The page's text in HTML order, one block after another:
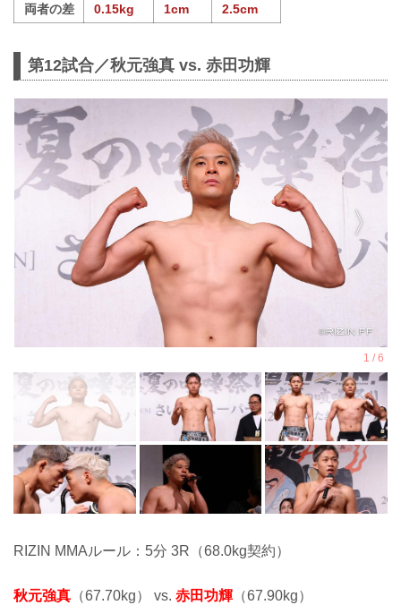
両者の差
0.15kg 1cm 2.5cm
第12試合／秋元強真 vs. 赤田功輝
RIZIN MMAルール：5分 3R（68.0kg契約）
秋元強真 （67.70kg） vs. 赤田功輝 （67.90kg）